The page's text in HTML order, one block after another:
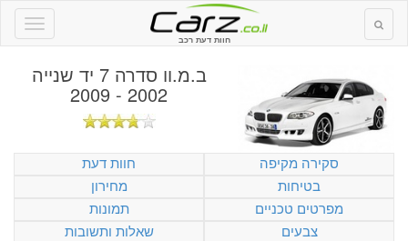
חוות דעת רכב
ב.מ.וו סדרה 7 יד שנייה
2002 - 2009
סקירה מקיפה
חוות דעת
בטיחות
מחירון
מפרטים טכניים
תמונות
צבעים
שאלות ותשובות